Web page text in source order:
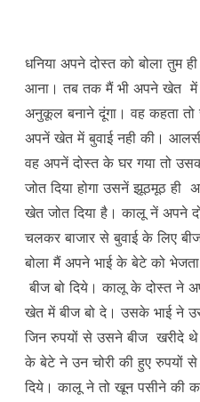
धनिया अपने दोस्त को बोला तुम
आना। तब तक मैं भी अपने खेत
अनुकूल बनाने दूंगा। वह कहता तो
अपनें खेत में बुवाई नही की।
वह अपनें दोस्त के घर गया तो
जोत दिया होगा उसनें झूठमूठ ही
खेत जोत दिया है। कालू नें अपने
चलकर बाजार से बुवाई के लिए
बोला मैं अपने भाई के बेटे को
बीज बो दिये। कालू के दोस्त ने
खेत में बीज बो दे। उसके भाई ने
जिन रुपयों से उसने बीज खरीदे
के बेटे ने उन चोरी की हुए रुपयों
दिये। कालू ने तो खून पसीने की